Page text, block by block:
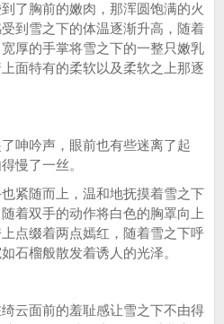
了胸前的嫩肉，那浑圆饱满的火
到雪之下的体温逐渐升高，随着
厚的手掌将雪之下的一整只嫩乳
面特有的柔软以及柔软之上那逐
吟声，眼前也有些迷离了起
慢了一丝。
随而上，温和地抚摸着雪之下
着双手的动作将白色的胸罩向上
点缀着两点嫣红，随着雪之下呼
石榴般散发着诱人的光泽。
面前的羞耻感让雪之下不由得